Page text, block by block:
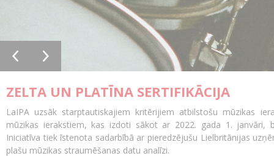
ZELTA UN PLATĪNA SERTIFIKĀCIJA
LaIPA uzsāk starptautiskajiem kritērijiem atbilstošu mūzikas
mūzikas ierakstiem, kas izdoti sākot ar 2022. gada 1. janvāri,
Iniciatīva tiek īstenota sadarbībā ar pieredzējušu Lielbritānijas
plašu mūzikas straumēšanas datu analīzi.